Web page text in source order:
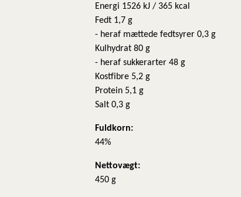
Energi 1526 kJ / 365 kcal
Fedt 1,7 g
- heraf mættede fedtsyrer 0,3 g
Kulhydrat 80 g
- heraf sukkerarter 48 g
Kostfibre 5,2 g
Protein 5,1 g
Salt 0,3 g
Fuldkorn:
44%
Nettovægt:
450 g